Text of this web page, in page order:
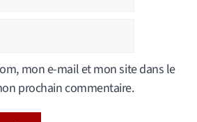
mon e-mail et mon site dans le
prochain commentaire.